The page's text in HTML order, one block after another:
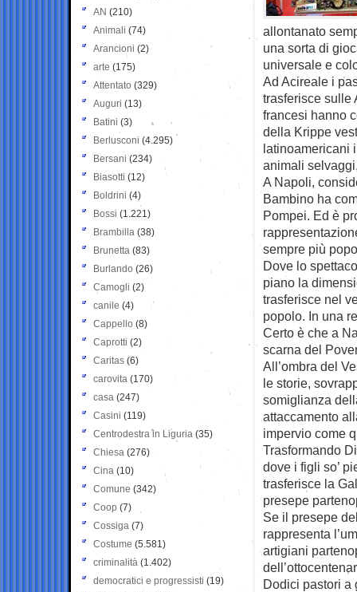
allontanato
una sorta di
universale e
Ad Acireale i
trasferisce sulle
francesi hanno
della Krippe
latinoamericani
animali
A Napoli,
Bambino ha
Pompei. Ed è
sempre più
Dove lo
piano la
trasferisce nel
popolo. In una
Certo è che a
scarna del
All’ombra del
le storie,
somiglianza
attaccamento
impervio come
Trasformando
dove i figli so’
trasferisce la
presepe
Se il presepe
rappresenta
artigiani
Dodici pastori a
AN (210)
Animali (74)
Arancioni (2)
arte (175)
Attentato (329)
Auguri (13)
Batini (3)
Berlusconi (4.295)
Bersani (234)
Biasotti (12)
Boldrini (4)
Bossi (1.221)
Brambilla (38)
Brunetta (83)
Burlando (26)
Camogli (2)
canile (4)
Cappello (8)
Caprotti (2)
Caritas (6)
carovita (170)
casa (247)
Casini (119)
Centrodestra in Liguria (35)
Chiesa (276)
Cina (10)
Comune (342)
Coop (7)
Cossiga (7)
Costume (5.581)
criminalità (1.402)
democratici e progressisti (19)